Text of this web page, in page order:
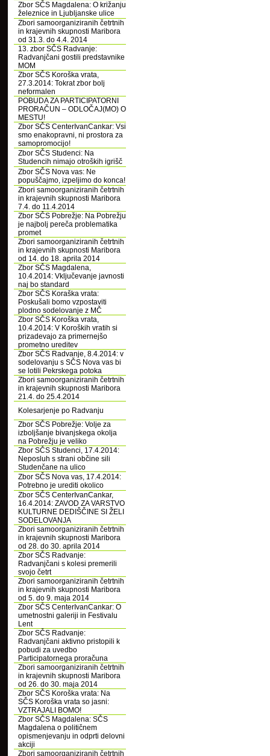
Zbor SČS Magdalena: O križanju
železnice in Ljubljanske ulice
Zbori samoorganiziranih četrtnih
in krajevnih skupnosti Maribora
od 31.3. do 4.4. 2014
13. zbor SČS Radvanje:
Radvanjčani gostili predstavnike
MOM
Zbor SČS Koroška vrata,
27.3.2014: Tokrat zbor bolj
neformalen
POBUDA ZA PARTICIPATORNI
PRORAČUN – ODLOČAJ(MO) O
MESTU!
Zbor SČS CenterIvanCankar: Vsi
smo enakopravni, ni prostora za
samopromocijo!
Zbor SČS Studenci: Na
Studencih nimajo otroških igrišč
Zbor SČS Nova vas: Ne
popuščajmo, izpeljimo do konca!
Zbori samoorganiziranih četrtnih
in krajevnih skupnosti Maribora
7.4. do 11.4.2014
Zbor SČS Pobrežje: Na Pobrežju
je najbolj pereča problematika
promet
Zbori samoorganiziranih četrtnih
in krajevnih skupnosti Maribora
od 14. do 18. aprila 2014
Zbor SČS Magdalena,
10.4.2014: Vključevanje javnosti
naj bo standard
Zbor SČS Koraška vrata:
Poskušali bomo vzpostaviti
plodno sodelovanje z MČ
Zbor SČS Koroška vrata,
10.4.2014: V Koroških vratih si
prizadevajo za primernejšo
prometno ureditev
Zbor SČS Radvanje, 8.4.2014: v
sodelovanju s SČS Nova vas bi
se lotili Pekrskega potoka
Zbori samoorganiziranih četrtnih
in krajevnih skupnosti Maribora
21.4. do 25.4.2014
Kolesarjenje po Radvanju
Zbor SČS Pobrežje: Volje za
izboljšanje bivanjskega okolja
na Pobrežju je veliko
Zbor SČS Studenci, 17.4.2014:
Neposluh s strani občine sili
Studenčane na ulico
Zbor SČS Nova vas, 17.4.2014:
Potrebno je urediti okolico
Zbor SČS CenterIvanCankar,
16.4.2014: ZAVOD ZA VARSTVO
KULTURNE DEDIŠČINE SI ŽELI
SODELOVANJA
Zbori samoorganiziranih četrtnih
in krajevnih skupnosti Maribora
od 28. do 30. aprila 2014
Zbor SČS Radvanje:
Radvanjčani s kolesi premerili
svojo četrt
Zbori samoorganiziranih četrtnih
in krajevnih skupnosti Maribora
od 5. do 9. maja 2014
Zbor SČS CenterIvanCankar: O
umetnostni galeriji in Festivalu
Lent
Zbor SČS Radvanje:
Radvanjčani aktivno pristopili k
pobudi za uvedbo
Participatornega proračuna
Zbori samoorganiziranih četrtnih
in krajevnih skupnosti Maribora
od 26. do 30. maja 2014
Zbor SČS Koroška vrata: Na
SČS Koroška vrata so jasni:
VZTRAJALI BOMO!
Zbor SČS Magdalena: SČS
Magdalena o političnem
opismenjevanju in odprti delovni
akciji
Zbori samoorganiziranih četrtnih